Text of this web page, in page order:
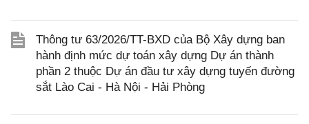
Thông tư 63/2026/TT-BXD của Bộ Xây dựng ban
hành định mức dự toán xây dựng Dự án thành
phần 2 thuộc Dự án đầu tư xây dựng tuyến đường
sắt Lào Cai - Hà Nội - Hải Phòng